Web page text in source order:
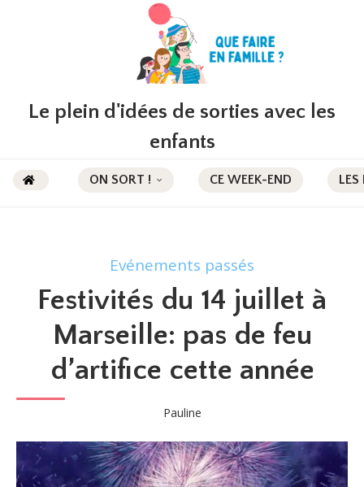
Le plein d'idées de sorties avec les
enfants
ON SORT ! CE WEEK-END LES
Evénements passés
Festivités du 14 juillet à
Marseille: pas de feu
d’artifice cette année
Pauline